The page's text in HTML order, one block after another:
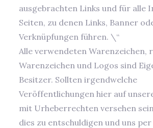
ausgebrachten Links und für alle
Seiten, zu denen Links, Banner
Verknüpfungen führen. \“
Alle verwendeten
Warenzeichen und Logos sind
Besitzer. Sollten irgendwelche
Veröffentlichungen hier auf
mit Urheberrechten versehen
dies zu entschuldigen und uns